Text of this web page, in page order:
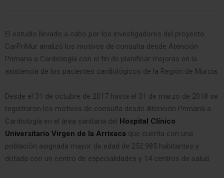
El estudio llevado a cabo por los investigadores del proyecto
CarPriMur analizó los motivos de consulta desde Atención
Primaria a Cardiología con el fin de planificar mejoras en la
asistencia de los pacientes cardiológicos de la Región de Murcia.
Desde el 31 de octubre de 2017 hasta el 31 de marzo de 2018 se
registraron los motivos de consulta desde Atención Primaria a
Cardiología en el área sanitaria del Hospital Clínico
Universitario Virgen de la Arrixaca que cuenta con una
población asignada mayor de edad de 252.985 habitantes y
dotada con un centro de especialidades y 14 centros de salud.